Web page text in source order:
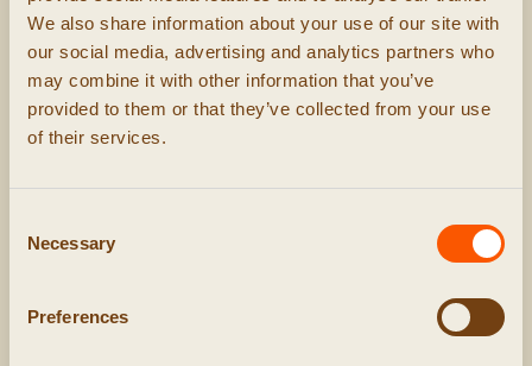
We also share information about your use of our site with
our social media, advertising and analytics partners who
may combine it with other information that you’ve
provided to them or that they’ve collected from your use
of their services.
Selection
Necessary
Preferences